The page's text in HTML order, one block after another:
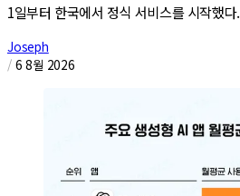
1일부터 한국에서 정식 서비스를 시작했다.
Joseph
/ 6 8월 2026